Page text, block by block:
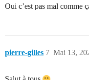
Oui c’est pas mal comme
pierre-gilles Mai 13,
7